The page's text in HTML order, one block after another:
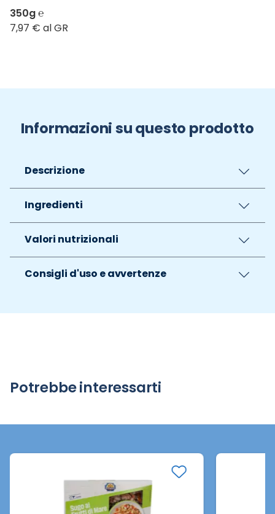
350g ℮
7,97 € al GR
Informazioni su questo prodotto
Descrizione
Ingredienti
Valori nutrizionali
Consigli d'uso e avvertenze
Potrebbe interessarti